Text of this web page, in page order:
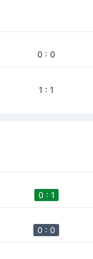
0 : 0
1 : 1
0 : 1
0 : 0